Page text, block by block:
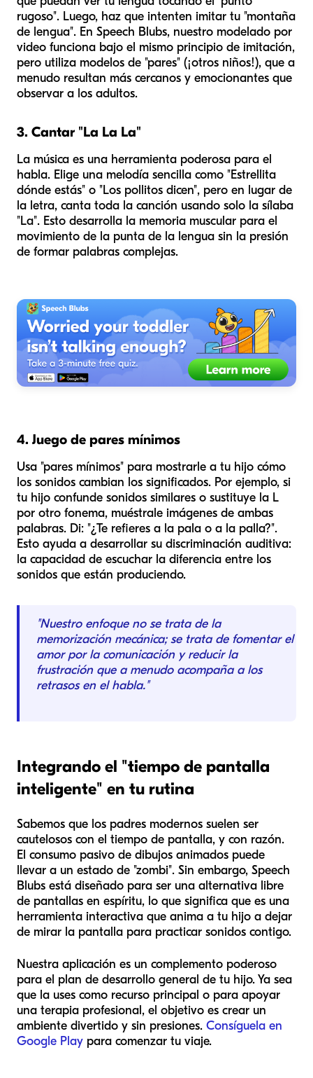
rugoso". Luego, haz que intenten imitar tu "montaña
de lengua". En Speech Blubs, nuestro modelado por
video funciona bajo el mismo principio de imitación,
pero utiliza modelos de "pares" (¡otros niños!), que a
menudo resultan más cercanos y emocionantes que
observar a los adultos.
3. Cantar "La La La"
La música es una herramienta poderosa para el
habla. Elige una melodía sencilla como "Estrellita
dónde estás" o "Los pollitos dicen", pero en lugar de
la letra, canta toda la canción usando solo la sílaba
"La". Esto desarrolla la memoria muscular para el
movimiento de la punta de la lengua sin la presión
de formar palabras complejas.
4. Juego de pares mínimos
Usa "pares mínimos" para mostrarle a tu hijo cómo
los sonidos cambian los significados. Por ejemplo, si
tu hijo confunde sonidos similares o sustituye la L
por otro fonema, muéstrale imágenes de ambas
palabras. Di: "¿Te refieres a la pala o a la palla?".
Esto ayuda a desarrollar su discriminación auditiva:
la capacidad de escuchar la diferencia entre los
sonidos que están produciendo.
"Nuestro enfoque no se trata de la
memorización mecánica; se trata de fomentar el
amor por la comunicación y reducir la
frustración que a menudo acompaña a los
retrasos en el habla."
Integrando el "tiempo de pantalla
inteligente" en tu rutina
Sabemos que los padres modernos suelen ser
cautelosos con el tiempo de pantalla, y con razón.
El consumo pasivo de dibujos animados puede
llevar a un estado de "zombi". Sin embargo, Speech
Blubs está diseñado para ser una alternativa libre
de pantallas en espíritu, lo que significa que es una
herramienta interactiva que anima a tu hijo a dejar
de mirar la pantalla para practicar sonidos contigo.
Nuestra aplicación es un complemento poderoso
para el plan de desarrollo general de tu hijo. Ya sea
que la uses como recurso principal o para apoyar
una terapia profesional, el objetivo es crear un
ambiente divertido y sin presiones. Consíguela en
Google Play para comenzar tu viaje.